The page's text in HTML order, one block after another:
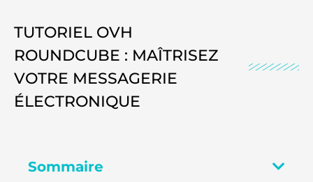
TUTORIEL OVH
ROUNDCUBE : MAÎTRISEZ
VOTRE MESSAGERIE
ÉLECTRONIQUE
Sommaire